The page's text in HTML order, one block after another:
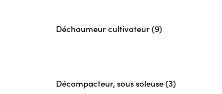
Déchaumeur cultivateur (9)
Décompacteur, sous soleuse (3)